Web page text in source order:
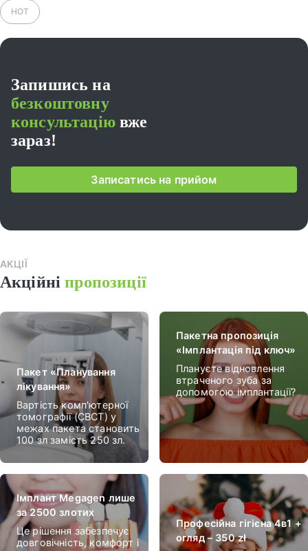
HOT
Запишись на
безкоштовну
консультаціювже
зараз!
Записатись на прийом
АКЦІЇ
Акційніпропозиції
Пакет «Планування
лікування»
Вартість комп'ютерної
томографії (CBCT) у
межах пакета становить
100 зл замість 250 зл.
Пакетна пропозиція
«Імплантація під ключ»
Плануєте відновлення
втраченого зуба за
допомогою імплантації?
Імплант Megagen лише
за 2500 злотих
Це рішення забезпечує
довговічність, комфорт і
Професійна гігієна 4в1 +
огляд – 350 zł